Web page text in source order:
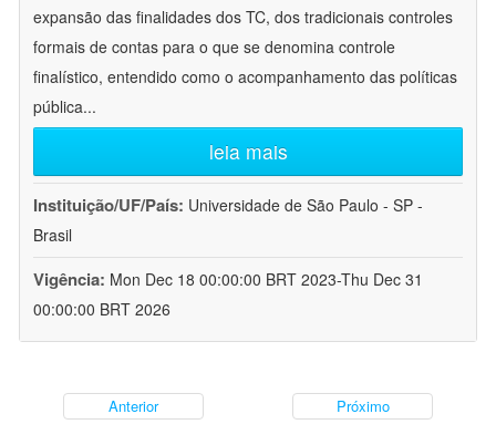
expansão das finalidades dos TC, dos tradicionais controles
formais de contas para o que se denomina controle
finalístico, entendido como o acompanhamento das políticas
pública...
leia mais
Instituição/UF/País: Universidade de São Paulo - SP -
Brasil
Vigência: Mon Dec 18 00:00:00 BRT 2023-Thu Dec 31
00:00:00 BRT 2026
Anterior Próximo